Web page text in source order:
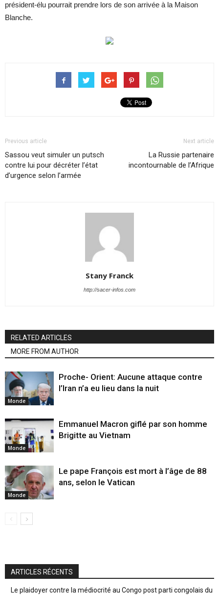
président-élu pourrait prendre lors de son arrivée à la Maison
Blanche.
Previous article
Sassou veut simuler un putsch
contre lui pour décréter l’état
d’urgence selon l’armée
Next article
La Russie partenaire
incontournable de l’Afrique
Stany Franck
http://sacer-infos.com
RELATED ARTICLES
MORE FROM AUTHOR
Monde
Proche- Orient: Aucune attaque contre
l’Iran n’a eu lieu dans la nuit
Monde
Emmanuel Macron giflé par son homme
Brigitte au Vietnam
Monde
Le pape François est mort à l’âge de 88
ans, selon le Vatican
ARTICLES RÉCENTS
Le plaidoyer contre la médiocrité au Congo post parti congolais du